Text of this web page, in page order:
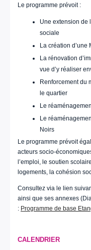
Le programme prévoit :
Une extension de
sociale
La création d’une
La rénovation
vue d’y réaliser
Renforcement du
le quartier
Le
Le
Noirs
Le programme prévoit
acteurs socio-
l’emploi, le soutien
logements, la cohésion
Consultez via le lien
ainsi que ses annexes
: Programme de base
CALENDRIER